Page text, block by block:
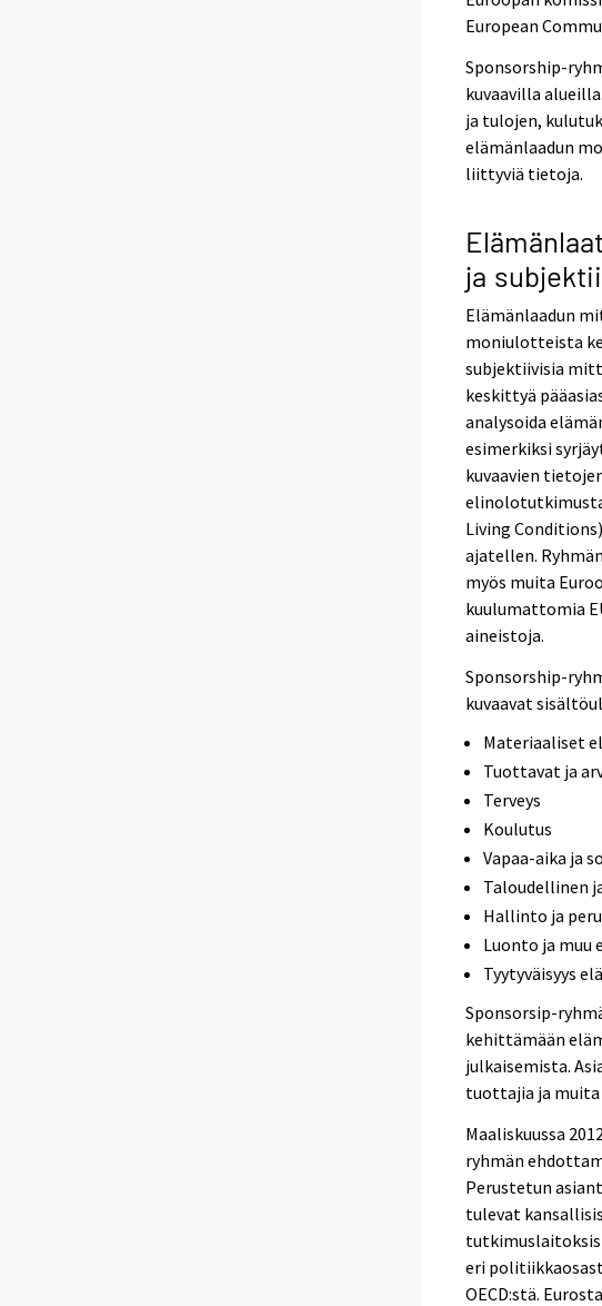
European
Sponsorship-
kuvaavilla
ja tulojen,
elämänlaadun
liittyviä tietoja.
ja
Elämänlaadun
moniulotteista
subjektiivisia
keskittyä
analysoida
esimerkiksi
kuvaavien
elinolotutkimusta
Living
ajatellen.
myös muita
kuulumattomia
aineistoja.
Sponsorship-
kuvaavat
Materiaaliset
Tuottavat ja
Terveys
Koulutus
Vapaa-aika ja
Taloudellinen
Hallinto ja
Luonto ja muu
Tyytyväisyys
Sponsorsip-
kehittämään
julkaisemista.
tuottajia ja muita
Maaliskuussa
ryhmän
Perustetun
tulevat
eri
OECD:stä.